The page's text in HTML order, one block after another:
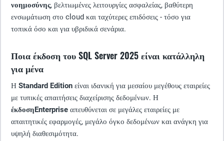
νοημοσύνης, βελτιωμένες λειτουργίες ασφαλείας, βαθύτερη
ενσωμάτωση στο cloud και ταχύτερες επιδόσεις - τόσο για
τοπικά όσο και για υβριδικά σενάρια.
Ποια έκδοση του SQL Server 2025 είναι κατάλληλη
για μένα
Η Standard Edition είναι ιδανική για μεσαίου μεγέθους εταιρείες
με τυπικές απαιτήσεις διαχείρισης δεδομένων. Η
έκδοσηEnterprise απευθύνεται σε μεγάλες εταιρείες με
απαιτητικές εφαρμογές, μεγάλο όγκο δεδομένων και ανάγκη για
υψηλή διαθεσιμότητα.